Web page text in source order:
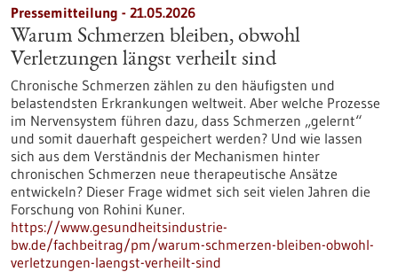
Pressemitteilung - 21.05.2026
Warum Schmerzen bleiben, obwohl
Verletzungen längst verheilt sind
Chronische Schmerzen zählen zu den häufigsten und
belastendsten Erkrankungen weltweit. Aber welche Prozesse
im Nervensystem führen dazu, dass Schmerzen „gelernt“
und somit dauerhaft gespeichert werden? Und wie lassen
sich aus dem Verständnis der Mechanismen hinter
chronischen Schmerzen neue therapeutische Ansätze
entwickeln? Dieser Frage widmet sich seit vielen Jahren die
Forschung von Rohini Kuner.
https://www.gesundheitsindustrie-
bw.de/fachbeitrag/pm/warum-schmerzen-bleiben-obwohl-
verletzungen-laengst-verheilt-sind